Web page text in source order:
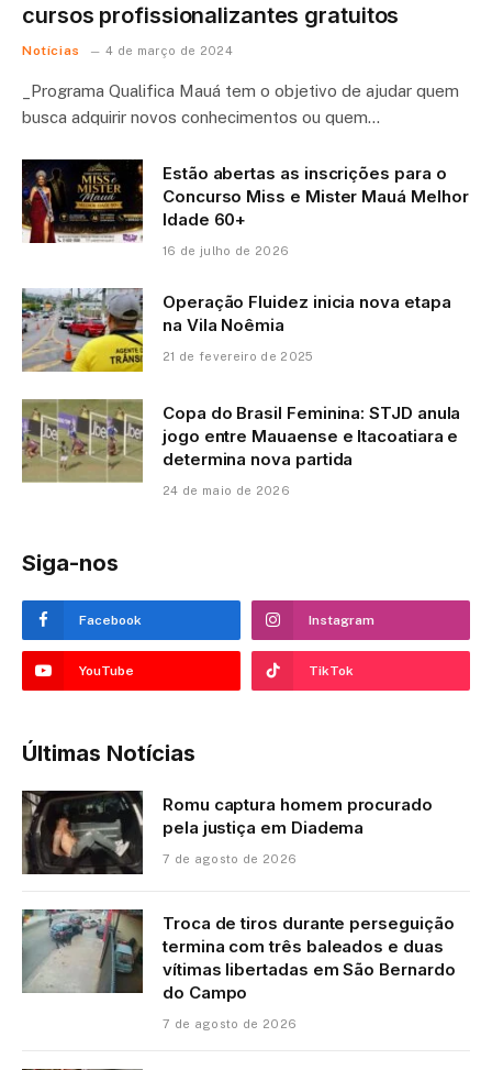
cursos profissionalizantes gratuitos
Notícias 4 de março de 2024
_Programa Qualifica Mauá tem o objetivo de ajudar quem
busca adquirir novos conhecimentos ou quem…
Estão abertas as inscrições para o
Concurso Miss e Mister Mauá Melhor
Idade 60+
16 de julho de 2026
Operação Fluidez inicia nova etapa
na Vila Noêmia
21 de fevereiro de 2025
Copa do Brasil Feminina: STJD anula
jogo entre Mauaense e Itacoatiara e
determina nova partida
24 de maio de 2026
Siga-nos
Facebook Instagram
YouTube TikTok
Últimas Notícias
Romu captura homem procurado
pela justiça em Diadema
7 de agosto de 2026
Troca de tiros durante perseguição
termina com três baleados e duas
vítimas libertadas em São Bernardo
do Campo
7 de agosto de 2026